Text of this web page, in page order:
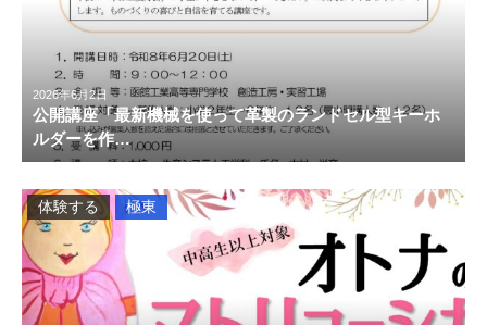
2026年6月2日
公開講座「最新機械を使って革製のランドセル型キーホ
ルダーを作…
体験する 極東